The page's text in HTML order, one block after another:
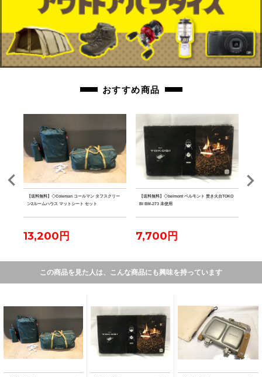
おすすめ商品
【送料無料】◇Coleman コールマン タフスクリー
ン2ルームハウス マットシート セット
13,200円
【送料無料】◇belmont ベルモント 焚き火台TOKO
BI BM-273 未使用
7,700円
この商品を見た人は、こんな商品にも興味を持っています